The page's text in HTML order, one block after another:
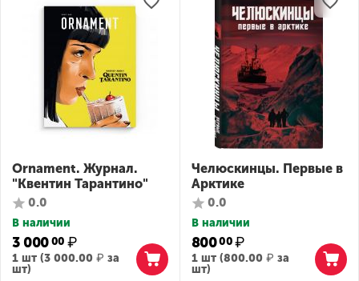
Ornament. Журнал.
"Квентин Тарантино"
0.0
В наличии
3 00000 ₽
1 шт (3 000.00 ₽ за
шт)
Челюскинцы. Первые в
Арктике
0.0
В наличии
80000₽
1 шт (800.00₽ за
шт)